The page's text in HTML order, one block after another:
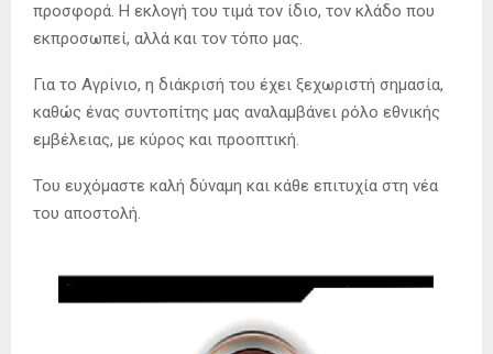
προσφορά. Η εκλογή του τιμά τον ίδιο, τον κλάδο που
εκπροσωπεί, αλλά και τον τόπο μας.
Για το Αγρίνιο, η διάκρισή του έχει ξεχωριστή σημασία,
καθώς ένας συντοπίτης μας αναλαμβάνει ρόλο εθνικής
εμβέλειας, με κύρος και προοπτική.
Του ευχόμαστε καλή δύναμη και κάθε επιτυχία στη νέα
του αποστολή.